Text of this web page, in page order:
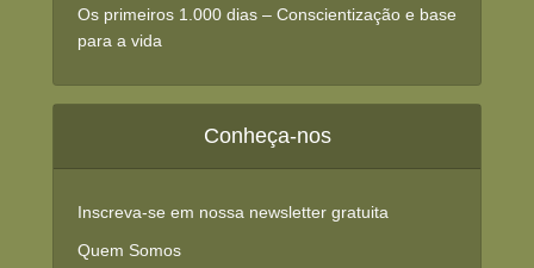
Os primeiros 1.000 dias – Conscientização e base
para a vida
Conheça-nos
Inscreva-se em nossa newsletter gratuita
Quem Somos